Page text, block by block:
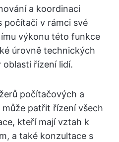
a koordinaci
počítači v rámci své
výkonu této funkce
úrovně technických
řízení lidí.
počítačových a
patřit řízení všech
kteří mají vztah k
a také konzultace s